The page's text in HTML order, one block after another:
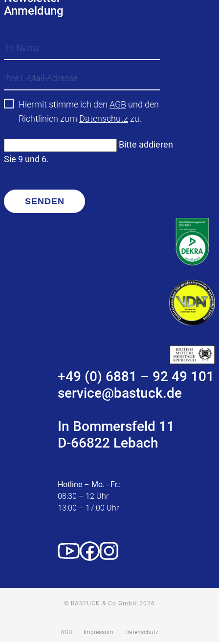
Anmeldung
Hiermit stimme ich den AGB und den
Richtlinien zum Datenschutz zu.
Bitte addieren
Sie 9 und 6.
SENDEN
+49 (0) 6881 – 92 49 101
service@bastuck.de
In Bommersfeld 11
D-66822 Lebach
Hotline – Mo. - Fr.:
08:30 – 12 Uhr
13:00 – 17:00 Uhr
© BASTUCK & Co GmbH 2026
AGB Impressum Datenschutz